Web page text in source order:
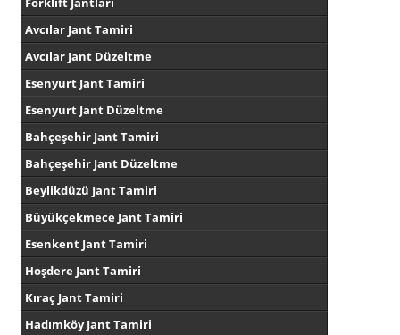
Avcılar Jant Tamiri
Avcılar Jant Düzeltme
Esenyurt Jant Tamiri
Esenyurt Jant Düzeltme
Bahçeşehir Jant Tamiri
Bahçeşehir Jant Düzeltme
Beylikdüzü Jant Tamiri
Büyükçekmece Jant Tamiri
Esenkent Jant Tamiri
Hoşdere Jant Tamiri
Kıraç Jant Tamiri
Hadımköy Jant Tamiri